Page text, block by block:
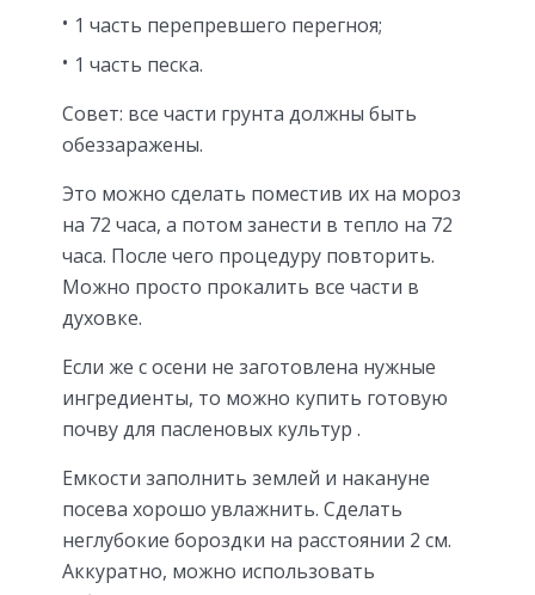
1 часть перепревшего перегноя;
1 часть песка.
Совет: все части грунта должны быть
обеззаражены.
Это можно сделать поместив их на мороз
на 72 часа, а потом занести в тепло на 72
часа. После чего процедуру повторить.
Можно просто прокалить все части в
духовке.
Если же с осени не заготовлена нужные
ингредиенты, то можно купить готовую
почву для пасленовых культур .
Емкости заполнить землей и накануне
посева хорошо увлажнить. Сделать
неглубокие бороздки на расстоянии 2 см.
Аккуратно, можно использовать